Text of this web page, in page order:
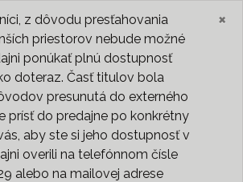
z dôvodu presťahovania
priestorov nebude možné
ponúkať plnú dostupnosť
doteraz. Časť titulov bola
presunutá do externého
prísť do predajne po konkrétny
aby ste si jeho dostupnosť v
overili na telefónnom čísle
alebo na mailovej adrese
×